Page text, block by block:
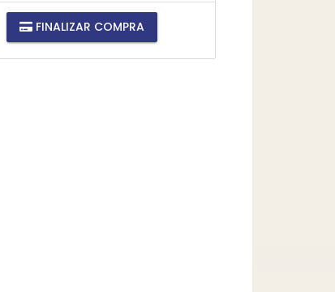
FINALIZAR COMPRA